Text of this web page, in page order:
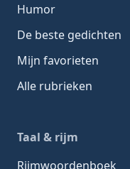
Humor
De beste gedichten
Mijn favorieten
Alle rubrieken
Taal & rijm
Rijmwoordenboek